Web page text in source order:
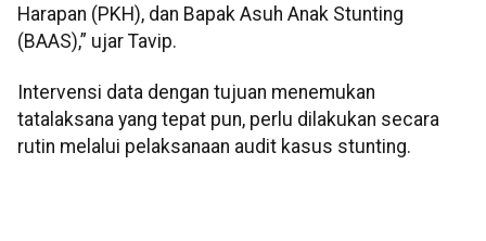
Harapan (PKH), dan Bapak Asuh Anak Stunting
(BAAS),” ujar Tavip.
Intervensi data dengan tujuan menemukan
tatalaksana yang tepat pun, perlu dilakukan secara
rutin melalui pelaksanaan audit kasus stunting.